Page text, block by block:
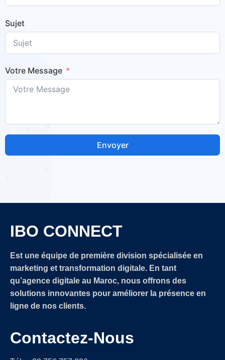
Sujet
Votre Message
Envoyer
IBO CONNECT
Est une équipe de première division spécialisée en
marketing et transformation digitale. En tant
qu’agence digitale au Maroc, nous offrons des
solutions innovantes pour améliorer la présence en
ligne de nos clients.
Contactez-Nous